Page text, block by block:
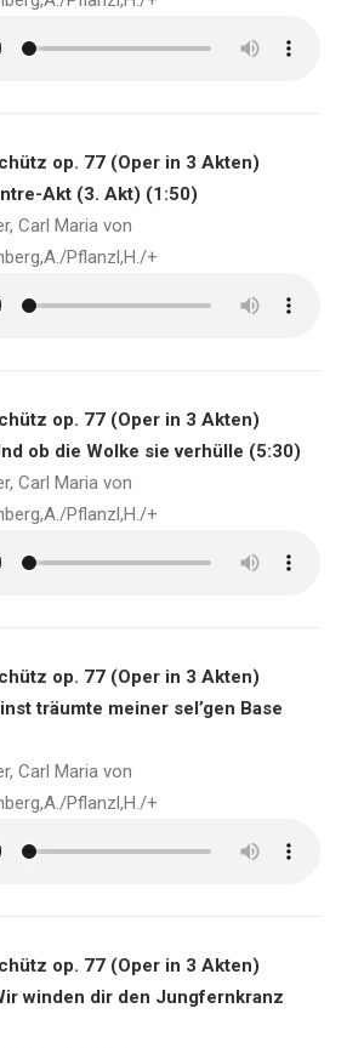
op. 77 (Oper in 3 Akten)
Akt (3. Akt) (1:50)
Carl Maria von
Pflanzl,H./+
op. 77 (Oper in 3 Akten)
ob die Wolke sie verhülle (5:30)
Carl Maria von
Pflanzl,H./+
op. 77 (Oper in 3 Akten)
träumte meiner sel’gen Base
Carl Maria von
Pflanzl,H./+
op. 77 (Oper in 3 Akten)
winden dir den Jungfernkranz